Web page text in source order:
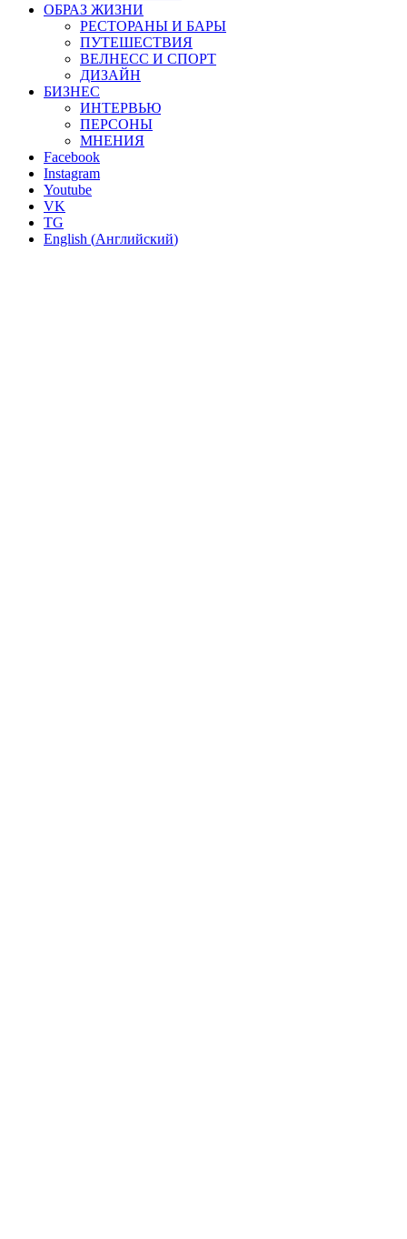
ОБРАЗ ЖИЗНИ
РЕСТОРАНЫ И БАРЫ
ПУТЕШЕСТВИЯ
ВЕЛНЕСС И СПОРТ
ДИЗАЙН
БИЗНЕС
ИНТЕРВЬЮ
ПЕРСОНЫ
МНЕНИЯ
Facebook
Instagram
Youtube
VK
TG
English (Английский)